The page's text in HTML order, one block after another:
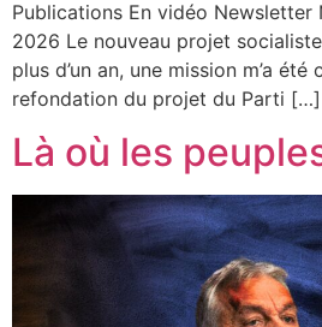
Publications En vidéo Newsletter
2026 Le nouveau projet
plus d’un an, une mission m’a
refondation du projet du Parti […]
Là où les